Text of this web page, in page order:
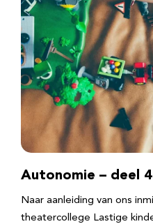
Autonomie – deel 4
Naar aanleiding van ons
theatercollege Lastige